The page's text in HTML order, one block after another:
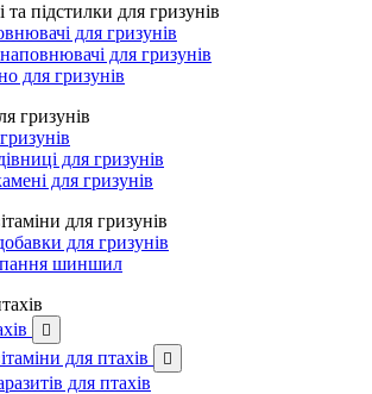
підстилки для гризунів
для гризунів
для гризунів
для гризунів
гризунів
для гризунів
для гризунів
для гризунів
для гризунів
шиншил

для птахів 
для птахів